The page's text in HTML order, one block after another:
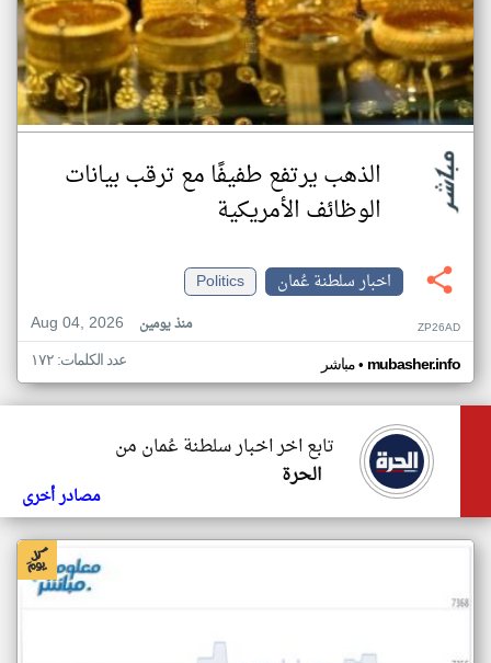
الذهب يرتفع طفيفًا مع ترقب بيانات
الوظائف الأمريكية
اخبار سلطنة عُمان
Politics
Aug 04, 2026
منذ يومين ZP26AD
مباشر• mubasher.info عدد الكلمات: ١٧٢
تابع اخر اخبار سلطنة عُمان من
الحرة
مصادر أخرى